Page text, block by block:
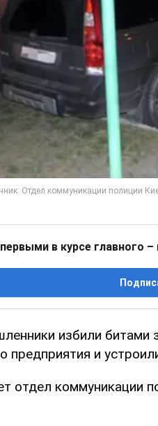
в курсе главного
избили битами
предприятия и
отдел коммуникации